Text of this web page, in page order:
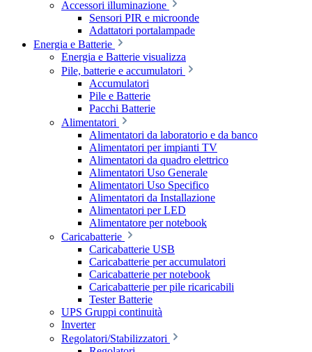
Accessori illuminazione
Sensori PIR e microonde
Adattatori portalampade
Energia e Batterie
Energia e Batterie visualizza
Pile, batterie e accumulatori
Accumulatori
Pile e Batterie
Pacchi Batterie
Alimentatori
Alimentatori da laboratorio e da banco
Alimentatori per impianti TV
Alimentatori da quadro elettrico
Alimentatori Uso Generale
Alimentatori Uso Specifico
Alimentatori da Installazione
Alimentatori per LED
Alimentatore per notebook
Caricabatterie
Caricabatterie USB
Caricabatterie per accumulatori
Caricabatterie per notebook
Caricabatterie per pile ricaricabili
Tester Batterie
UPS Gruppi continuità
Inverter
Regolatori/Stabilizzatori